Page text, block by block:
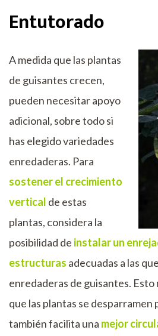
Entutorado
A medida que las plantas
de guisantes crecen,
pueden necesitar apoyo
adicional, sobre todo si
has elegido variedades
enredaderas. Para
sostener el crecimiento
vertical de estas
plantas, considera la
posibilidad de instalar un
estructuras adecuadas a las
enredaderas de guisantes. Esto
que las plantas se desparramen
también facilita una mejor